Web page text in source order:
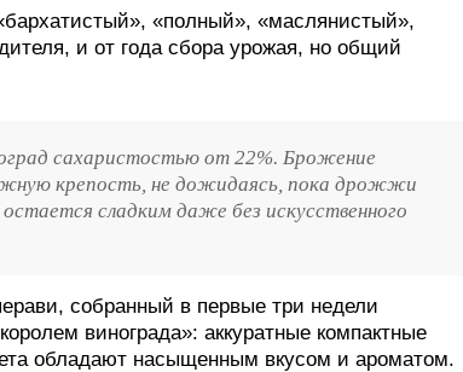
«полный», «маслянистый»,
и от года сбора урожая, но общий
сахаристостью от 22%. Брожение
крепость, не дожидаясь, пока дрожжи
сладким даже без искусственного
собранный в первые три недели
винограда»: аккуратные компактные
обладают насыщенным вкусом и ароматом.